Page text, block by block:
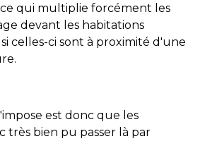
qui multiplie forcément les
devant les habitations
celles-ci sont à proximité d'une
est donc que les
très bien pu passer là par